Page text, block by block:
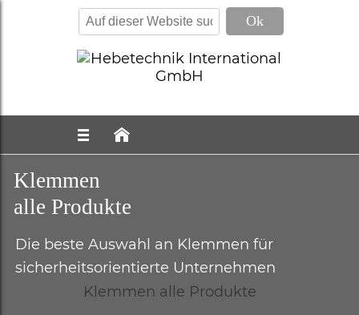
Klemmen
alle Produkte
Die beste Auswahl an Klemmen für
sicherheitsorientierte Unternehmen